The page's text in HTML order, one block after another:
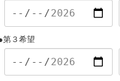
第３希望